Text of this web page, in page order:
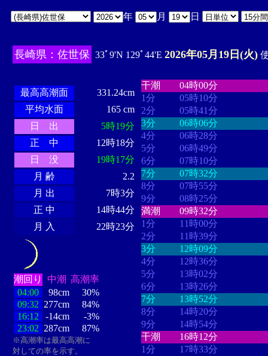
年 月 日
長崎県：佐世保 33ﾟ9'N 129ﾟ44'E 2026年05月19日(火)
最高高潮面
331.24cm
平均水面
165 cm
日 出
5時19分
正 中
12時18分
日 没
19時17分
月 齢
2.2
月 出
7時3分
正 中
14時44分
月 入
22時23分
潮回り 中潮 高潮率
04:00
98cm
30%
09:32 277cm
84%
16:12
-14cm
-3%
23:02 287cm 87%
※高潮率は最高高潮に
対しての率を示す。
干潮
04時00分
1分
05時10分
2分
05時41分
3分
06時06分
4分
06時28分
5分
06時49分
6分
07時10分
7分
07時32分
8分
07時55分
9分
08時25分
満潮
09時32分
1分
11時00分
2分
11時39分
3分
12時09分
4分
12時36分
5分
13時02分
6分
13時26分
7分
13時52分
8分
14時20分
9分
14時54分
干潮
16時12分
1分
17時33分